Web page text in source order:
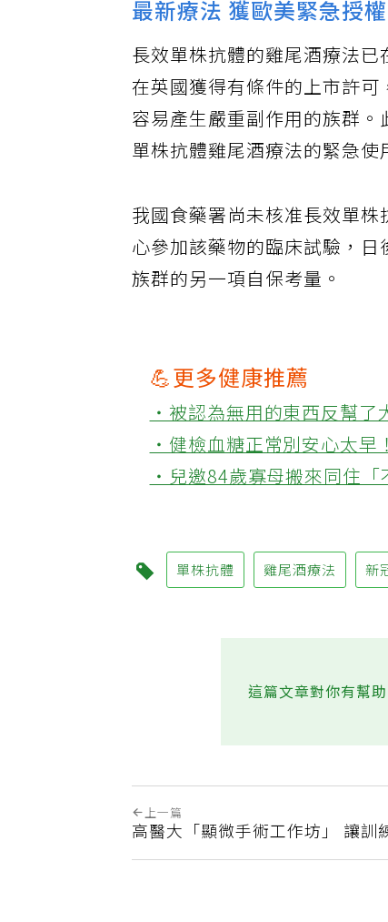
最新療法 獲歐美緊急授權
長效單株抗體的雞尾酒療法
在英國獲得有條件的上市許
容易產生嚴重副作用的族群
單株抗體雞尾酒療法的緊急使
我國食藥署尚未核准長效單
心參加該藥物的臨床試驗，
族群的另一項自保考量。
💪更多健康推薦
‧被認為無用的東西反幫了
‧健檢血糖正常別安心太早
‧兒邀84歲寡母搬來同住「
單株抗體 雞尾酒療法 新
這篇文章對你有幫助
上一篇
高醫大「顯微手術工作坊」 讓訓